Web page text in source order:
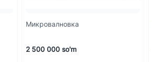
Микровалновка
2 500 000 so'm